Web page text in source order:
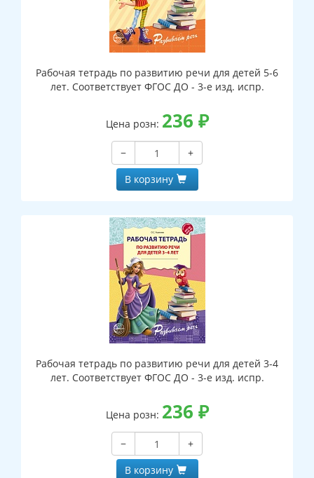
Рабочая тетрадь по развитию речи для детей 5-6
лет. Соответствует ФГОС ДО - 3-е изд. испр.
Цена розн: 236 ₽
−
+
В корзину
Рабочая тетрадь по развитию речи для детей 3-4
лет. Соответствует ФГОС ДО - 3-е изд. испр.
Цена розн: 236 ₽
−
+
В корзину